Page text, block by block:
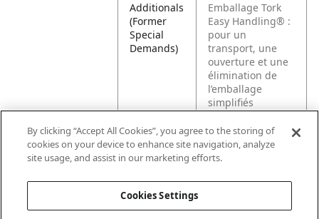
Additionals
(Former
Special
Demands)
Emballage Tork
Easy Handling® :
pour un
transport, une
ouverture et une
élimination de
l’emballage
simplifiés
CET EMBALLAGE
EST CONSTITUÉ
DE : au moins
30 % de plastique
By clicking “Accept All Cookies”, you agree to the storing of
cookies on your device to enhance site navigation, analyze
site usage, and assist in our marketing efforts.
Cookies Settings